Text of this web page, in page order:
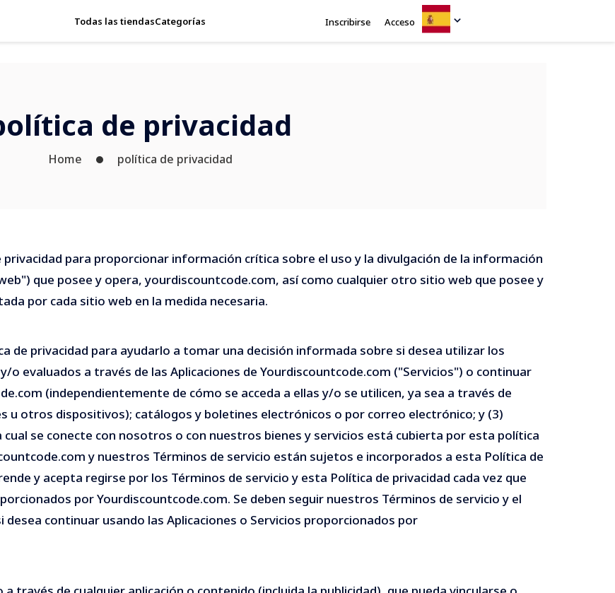
Todas las tiendasCategorías Inscribirse Acceso
de privacidad
Home política de privacidad
para proporcionar información crítica sobre el uso y la divulgación de la información
que posee y opera, yourdiscountcode.com, así como cualquier otro sitio web que posee y
por cada sitio web en la medida necesaria.
de privacidad para ayudarlo a tomar una decisión informada sobre si desea utilizar los
evaluados a través de las Aplicaciones de Yourdiscountcode.com ("Servicios") o continuar
(independientemente de cómo se acceda a ellas y/o se utilicen, ya sea a través de
u otros dispositivos); catálogos y boletines electrónicos o por correo electrónico; y (3)
se conecte con nosotros o con nuestros bienes y servicios está cubierta por esta política
y nuestros Términos de servicio están sujetos e incorporados a esta Política de
y acepta regirse por los Términos de servicio y esta Política de privacidad cada vez que
por Yourdiscountcode.com. Se deben seguir nuestros Términos de servicio y el
desea continuar usando las Aplicaciones o Servicios proporcionados por